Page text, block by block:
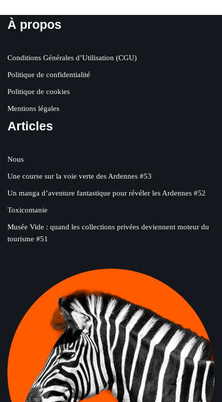
À propos
Conditions Générales d’Utilisation (CGU)
Politique de confidentialité
Politique de cookies
Mentions légales
Articles
Nous
Une course sur la voie verte des Ardennes #53
Un manga d’aventure fantastique pour révéler les Ardennes #52
Toxicomanie
Musée Vide : quand les collections privées deviennent moteur du
tourisme #51